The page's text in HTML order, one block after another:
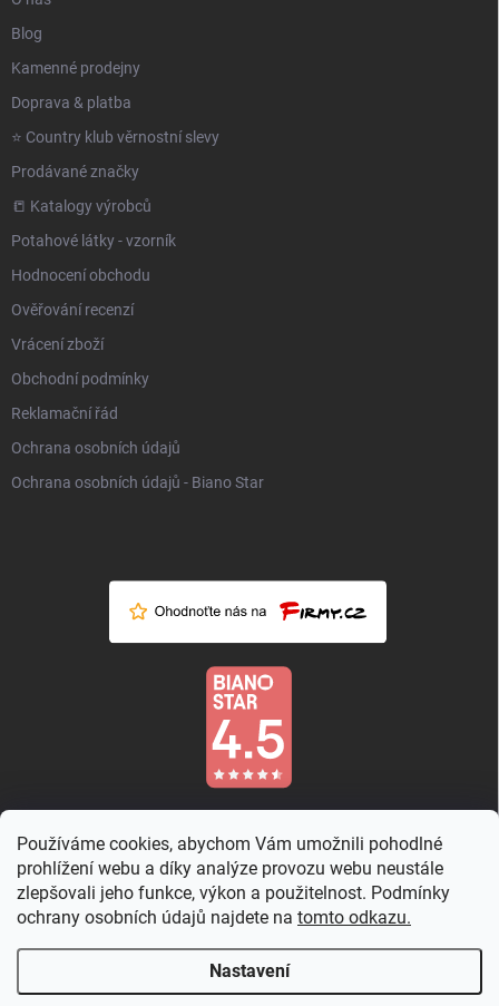
Používáme cookies, abychom Vám umožnili pohodlné
prohlížení webu a díky analýze provozu webu neustále
zlepšovali jeho funkce, výkon a použitelnost. Podmínky
ochrany osobních údajů najdete na tomto odkazu.
Nastavení
Blog
Kamenné prodejny
Doprava & platba
⭐️ Country klub věrnostní slevy
Prodávané značky
📒 Katalogy výrobců
Potahové látky - vzorník
Hodnocení obchodu
Ověřování recenzí
Vrácení zboží
Obchodní podmínky
Reklamační řád
Ochrana osobních údajů
Ochrana osobních údajů - Biano Star